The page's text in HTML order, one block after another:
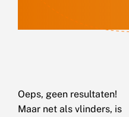
Oeps, geen resultaten!
Maar net als vlinders, is